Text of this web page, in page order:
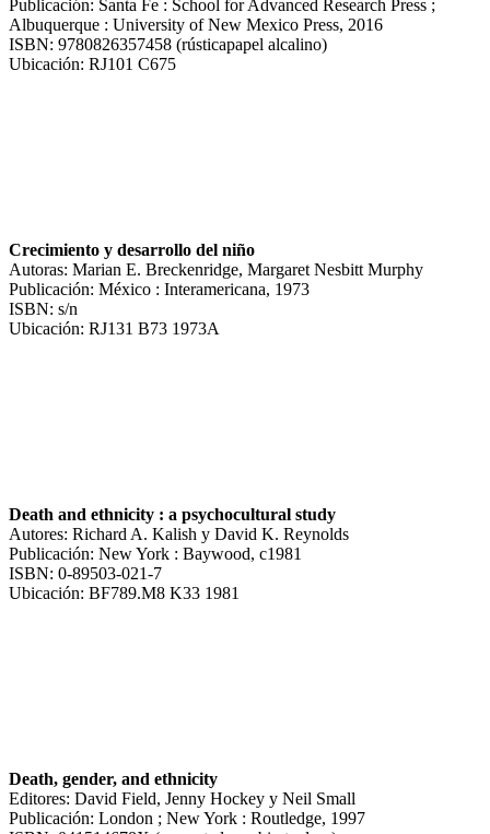
Publicación: Santa Fe : School for Advanced Research Press ;
Albuquerque : University of New Mexico Press, 2016
ISBN: 9780826357458 (rústicapapel alcalino)
Ubicación: RJ101 C675
Crecimiento y desarrollo del niño
Autoras: Marian E. Breckenridge, Margaret Nesbitt Murphy
Publicación: México : Interamericana, 1973
ISBN: s/n
Ubicación: RJ131 B73 1973A
Death and ethnicity : a psychocultural study
Autores: Richard A. Kalish y David K. Reynolds
Publicación: New York : Baywood, c1981
ISBN: 0-89503-021-7
Ubicación: BF789.M8 K33 1981
Death, gender, and ethnicity
Editores: David Field, Jenny Hockey y Neil Small
Publicación: London ; New York : Routledge, 1997